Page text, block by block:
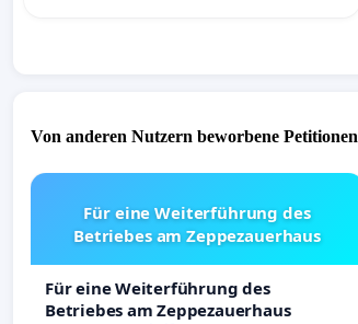
Von anderen Nutzern beworbene Petitionen
Für eine Weiterführung des
Betriebes am Zeppezauerhaus
Für eine Weiterführung des
Betriebes am Zeppezauerhaus